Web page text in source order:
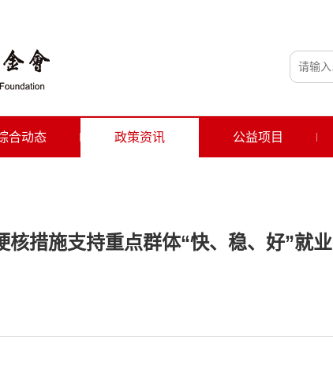
合动态 政策资讯 公益项目
核措施支持重点群体“快、稳、好”就业